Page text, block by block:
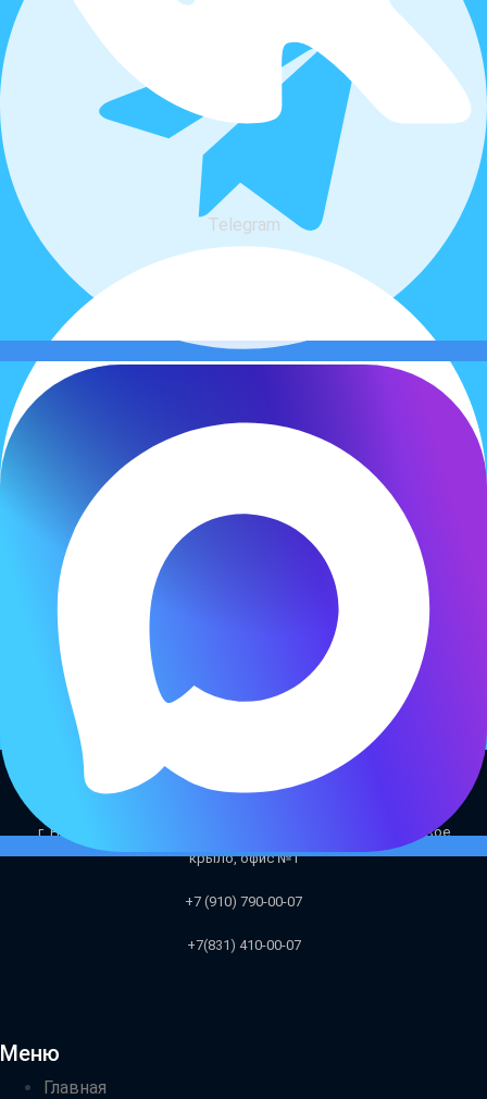
Telegram
г. Нижний Новгород, Родионова 169А(здание ГИБДД), правое
крыло, офис №1
+7 (910) 790-00-07
+7(831) 410-00-07
Меню
Главная